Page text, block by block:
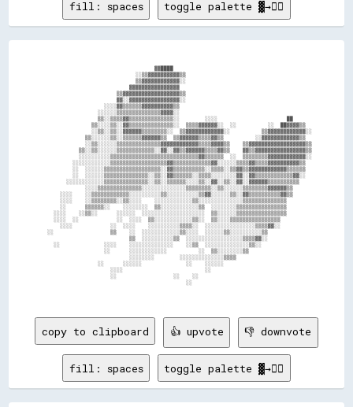
fill: spaces toggle palette ▓→✊🏽
                                    ▓▓████
                              ░░▒▒▓▓▓▓▓▓▓▓▓▓▒▒
                              ▒▒▓▓▓▓▓▓▓▓▓▓▓▓░░
                            ▓▓▓▓▓▓▓▓▓▓▓▓▓▓▓▓
                        ▒▒▓▓▓▓▓▓▓▓▓▓▓▓▓▓▓▓▓▓▒▒
                        ▓▓░░▓▓▓▓▓▓▓▓▓▓▓▓▓▓▓▓░░
                    ░░░░▓▓▒▒▒▒▒▒▓▓▓▓▓▓▓▓▓▓▒▒
                  ░░░░░░▒▒▒▒▒▒▒▒▒▒▒▒▒▒▓▓▓▓░░
                  ▒▒░░▒▒▒▒▓▓▒▒▒▒▒▒▒▒▒▒▒▒▒▒░░        ░░░░                      ██
                ▒▒░░░░▒▒░░▓▓▒▒▒▒▒▒▒▒▒▒▒▒▒▒░░  ▒▒▒▒▓▓▓▓▓▓░░  ░░          ░░  ██▓▓▓▓▒▒
                ░░▒▒░░▒▒░░▓▓▓▓▓▓▒▒▒▒▒▒▒▒░░  ▒▒▓▓▓▓▓▓▓▓▓▓▓▓░░          ▒▒▓▓▓▓▓▓▓▓▓▓▓▓░░
              ▒▒░░░░░░▒▒░░▒▒▒▒▒▒▓▓▓▓▓▓▒▒  ▒▒▓▓▓▓▓▓▒▒▒▒▓▓▒▒          ░░▓▓▓▓▓▓▓▓▓▓▓▓▒▒
              ░░▒▒░░░░░░▒▒▒▒▒▒▒▒▒▒▒▒▒▒▓▓▓▓▓▓▓▓▓▓▓▓▒▒▒▒▓▓▓▓▒▒    ▒▒▓▓▓▓▓▓▓▓▓▓▓▓▓▓▓▓▓▓▒▒
            ▒▒░░▒▒░░░░░░▒▒▒▒▒▒▒▒▒▒▒▒░░▓▓░░▓▓▒▒▓▓▓▓▓▓▒▒▒▒▓▓▒▒    ▓▓▒▒▓▓▓▓▓▓▓▓▓▓▓▓▓▓▓▓▒▒
            ░░░░░░░░░░▒▒▒▒▒▒▒▒▒▒▒▒▒▒▒▒▒▒▒▒▒▒▒▒▒▒▒▒▓▓▒▒▒▒▒▒  ░░  ▒▒▒▒▒▒▒▒▓▓▓▓▓▓▓▓▓▓▓▓░░
          ░░░░░░░░░░░░▒▒▒▒▒▒▒▒▒▒▒▒▒▒▒▒▒▒▓▓▒▒▒▒▒▒▒▒▒▒▒▒▓▓░░░░░░▒▒▒▒▓▓▒▒▒▒▓▓▓▓▓▓▓▓▓▓▒▒
          ░░  ░░░░░░▒▒▒▒▒▒▒▒▒▒▒▒▒▒▒▒▒▒░░▓▓▒▒▒▒▒▒▒▒▒▒░░▒▒▒▒░░▒▒▓▓▒▒▓▓▓▓▓▓▓▓▓▓▓▓▒▒▒▒▒▒
          ░░  ░░░░░░▒▒▒▒▒▒▒▒▒▒▒▒▒▒░░▒▒░░▓▓▒▒▒▒▒▒░░▒▒▒▒░░░░░░░░▓▓░░▓▓▒▒▒▒▒▒▒▒▒▒▒▒▓▓░░
        ░░░░░░░░░░░░▒▒▒▒▒▒▒▒▒▒▒▒▒▒░░▒▒░░▒▒▒▒▒▒░░░░▒▒░░▓▓░░▒▒░░▓▓░░▓▓▓▓▓▓▒▒▒▒▒▒▒▒▒▒
              ░░░░▒▒▒▒▒▒▒▒▒▒▒▒▒▒░░░░░░░░░░░░░░▒▒▒▒▒▒▒▒░░▒▒░░░░░░▒▒▒▒▒▒▒▒▓▓▓▓▓▓▒▒
      ░░░░    ░░▒▒▒▒▒▒▒▒▒▒▒▒░░░░░░░░░░▒▒░░░░░░░░░░▒▒▓▓░░░░░░▒▒░░▓▓▒▒▒▒▒▒▒▒▒▒▓▓▒▒
      ░░░░    ░░▒▒▒▒▒▒▒▒░░▒▒░░░░    ░░░░░░░░░░░░▒▒░░░░░░░░░░░░░░▒▒▒▒▒▒▒▒▒▒▒▒▒▒
      ░░      ▒▒▒▒▒▒░░    ░░░░░░░░  ▒▒░░░░░░░░░░░░▒▒  ░░░░░░░░▒▒▒▒▒▒▒▒▒▒▒▒▒▒▒▒
    ░░░░    ░░▒▒░░      ░░░░░░  ░░░░░░░░░░░░░░░░░░░░  ▒▒░░░░░░▒▒▒▒▒▒▒▒▒▒▒▒▒▒▒▒
    ░░░░  ░░            ░░  ░░░░  ▒▒░░░░░░░░░░░░▒▒░░  ▒▒░░░░▒▒▒▒▒▒▒▒▒▒▒▒▒▒▒▒
      ░░░░            ░░  ░░░░    ░░░░░░░░░░▒▒▒▒░░  ░░░░░░░░░░░░░░░░▒▒▒▒▓▓░░
  ░░                  ▒▒    ░░  ░░░░░░░░░░░░▒▒░░░░  ░░░░░░▒▒░░░░░░░░░░▒▒
                            ▒▒  ░░░░░░░░░░▒▒  ░░░░░░░░░░░░░░░░░░▒▒▒▒▓▓░░
    ░░              ░░░░    ░░░░░░░░░░░░░░    ░░▒▒  ░░░░░░░░░░░░░░▒▒░░
                    ░░      ░░░░░░░░░░░░          ░░  ▒▒░░░░░░░░▒▒
                            ░░░░░░░░        ░░░░░░░░░░░░░░▒▒▒▒
                  ░░      ░░░░░░              ░░    ░░░░░░
                      ░░░░                          ░░
                      ░░                  ░░    ░░
                                              ░░
copy to clipboard 👍 upvote 👎 downvote
fill: spaces toggle palette ▓→✊🏽